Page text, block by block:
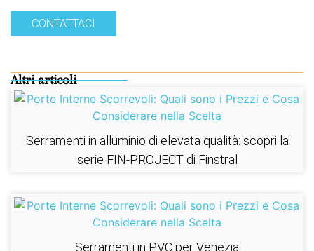
CONTATTACI
Altri articoli
Serramenti in alluminio di elevata qualità: scopri la
serie FIN-PROJECT di Finstral
Serramenti in PVC per Venezia